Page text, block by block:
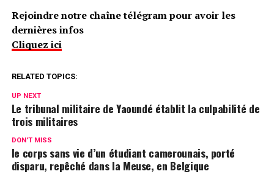
Rejoindre notre chaîne télégram pour avoir les
dernières infos
Cliquez ici
RELATED TOPICS:
UP NEXT
Le tribunal militaire de Yaoundé établit la culpabilité de
trois militaires
DON'T MISS
le corps sans vie d’un étudiant camerounais, porté
disparu, repêché dans la Meuse, en Belgique